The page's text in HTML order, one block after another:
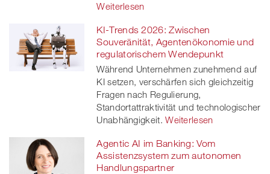
Weiterlesen
KI-Trends 2026: Zwischen
Souveränität, Agentenökonomie und
regulatorischem Wendepunkt
Während Unternehmen zunehmend auf
KI setzen, verschärfen sich gleichzeitig
Fragen nach Regulierung,
Standortattraktivität und technologischer
Unabhängigkeit.Weiterlesen
Agentic AI im Banking: Vom
Assistenzsystem zum autonomen
Handlungspartner